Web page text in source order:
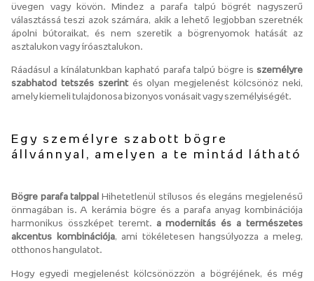
üvegen vagy kövön. Mindez a parafa talpú bögrét nagyszerű
választássá teszi azok számára, akik a lehető legjobban szeretnék
ápolni bútoraikat, és nem szeretik a bögrenyomok hatását az
asztalukon vagy íróasztalukon.
Ráadásul a kínálatunkban kapható parafa talpú bögre is személyre
szabhatod tetszés szerintés olyan megjelenést kölcsönöz neki,
amely kiemeli tulajdonosa bizonyos vonásait vagy személyiségét.
Egy személyre szabott bögre
állvánnyal, amelyen a te mintád látható
Bögre parafa talppal Hihetetlenül stílusos és elegáns megjelenésű
önmagában is. A kerámia bögre és a parafa anyag kombinációja
harmonikus összképet teremt. a modernitás és a természetes
akcentus kombinációja, ami tökéletesen hangsúlyozza a meleg,
otthonos hangulatot.
Hogy egyedi megjelenést kölcsönözzön a bögréjének, és még